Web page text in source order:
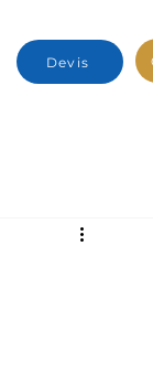
Devis